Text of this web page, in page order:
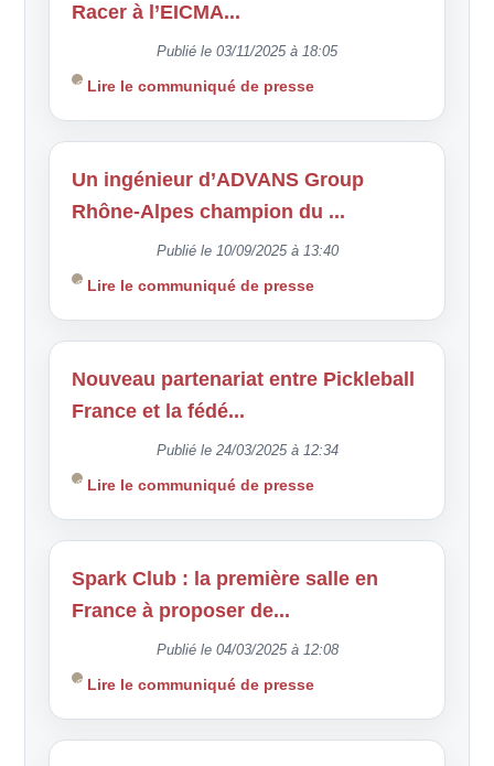
Racer à l’EICMA...
Publié le 03/11/2025 à 18:05
Lire le communiqué de presse
Un ingénieur d’ADVANS Group
Rhône-Alpes champion du ...
Publié le 10/09/2025 à 13:40
Lire le communiqué de presse
Nouveau partenariat entre Pickleball
France et la fédé...
Publié le 24/03/2025 à 12:34
Lire le communiqué de presse
Spark Club : la première salle en
France à proposer de...
Publié le 04/03/2025 à 12:08
Lire le communiqué de presse